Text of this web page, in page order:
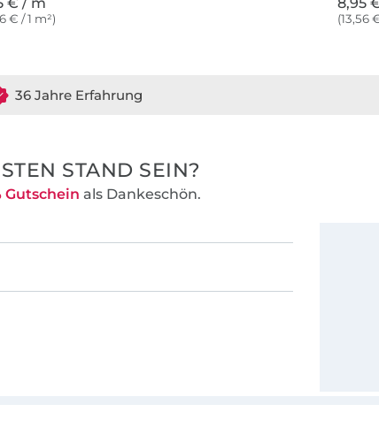
€ / m
€ / 1 m²)
8,95
(13,56
36 Jahre Erfahrung
STAND SEIN?
Gutschein als Dankeschön.